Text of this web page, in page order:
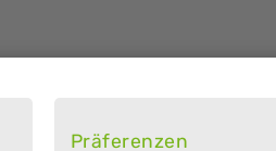
Präferenzen